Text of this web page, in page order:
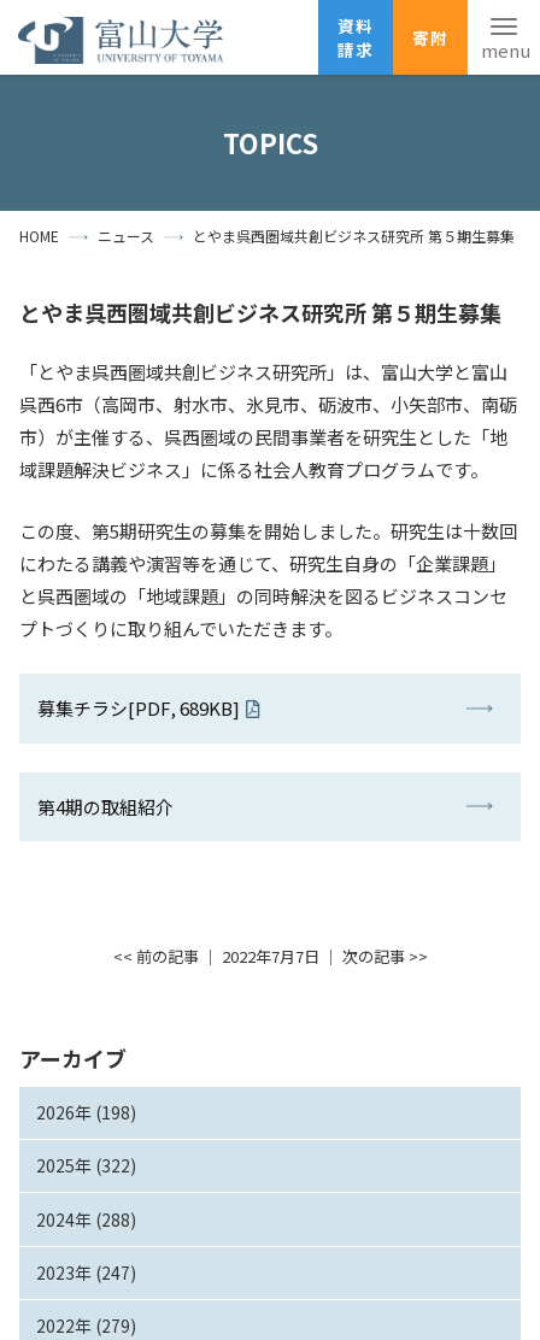
資料
請求
寄附
資料請求
寄附
広報刊行物
受験生の方 地域・一般の方 企業・研究者の方
卒業生の方 在学生の方 教職員の方
大学紹介
入試情報
教育・学生支援
研究・産学官連携
国際交流・留学
TOPICS
HOME ニュース とやま呉西圏域共創ビジネス研究所 第５期生募集
アーカイブ
2026年 (198)
2025年 (322)
2024年 (288)
2023年 (247)
2022年 (279)
とやま呉西圏域共創ビジネス研究所 第５期生募集
「とやま呉西圏域共創ビジネス研究所」は、富山大学と富山
呉西6市（高岡市、射水市、氷見市、砺波市、小矢部市、南砺
市）が主催する、呉西圏域の民間事業者を研究生とした「地
域課題解決ビジネス」に係る社会人教育プログラムです。
この度、第5期研究生の募集を開始しました。研究生は十数回
にわたる講義や演習等を通じて、研究生自身の「企業課題」
と呉西圏域の「地域課題」の同時解決を図るビジネスコンセ
プトづくりに取り組んでいただきます。
募集チラシ[PDF, 689KB]
第4期の取組紹介
<< 前の記事│ 2022年7月7日 │ 次の記事 >>